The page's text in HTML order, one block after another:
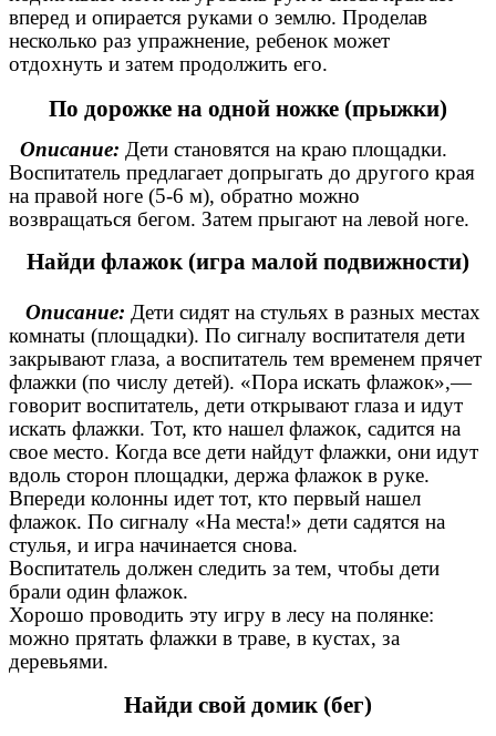
вперед и опирается руками о землю. Проделав
несколько раз упражнение, ребенок может
отдохнуть и затем продолжить его.
По дорожке на одной ножке (прыжки)
Описание: Дети становятся на краю площадки.
Воспитатель предлагает допрыгать до другого края
на правой ноге (5-6 м), обратно можно
возвращаться бегом. Затем прыгают на левой ноге.
Найди флажок (игра малой подвижности)
Описание: Дети сидят на стульях в разных местах
комнаты (площадки). По сигналу воспитателя дети
закрывают глаза, а воспитатель тем временем прячет
флажки (по числу детей). «Пора искать флажок»,—
говорит воспитатель, дети открывают глаза и идут
искать флажки. Тот, кто нашел флажок, садится на
свое место. Когда все дети найдут флажки, они идут
вдоль сторон площадки, держа флажок в руке.
Впереди колонны идет тот, кто первый нашел
флажок. По сигналу «На места!» дети садятся на
стулья, и игра начинается снова.
Воспитатель должен следить за тем, чтобы дети
брали один флажок.
Хорошо проводить эту игру в лесу на полянке:
можно прятать флажки в траве, в кустах, за
деревьями.
Найди свой домик (бег)